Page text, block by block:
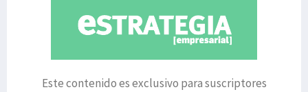
Este contenido es exclusivo para suscriptores